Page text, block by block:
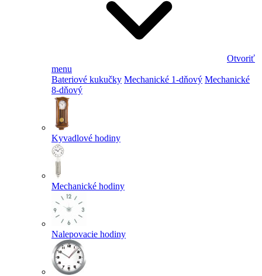
Otvoriť
menu
Bateriové kukučky Mechanické 1-dňový Mechanické
8-dňový
Kyvadlové hodiny
Mechanické hodiny
Nalepovacie hodiny